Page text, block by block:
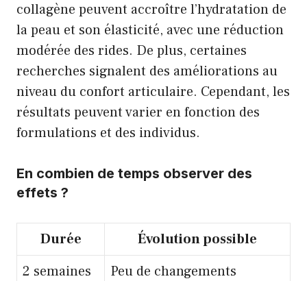
collagène peuvent accroître l’hydratation de
la peau et son élasticité, avec une réduction
modérée des rides. De plus, certaines
recherches signalent des améliorations au
niveau du confort articulaire. Cependant, les
résultats peuvent varier en fonction des
formulations et des individus.
En combien de temps observer des
effets ?
Durée
Évolution possible
2 semaines
Peu de changements